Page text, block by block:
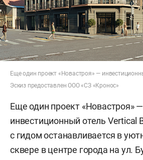
Еще один проект «Новастроя» —
Эскиз предоставлен ООО «СЗ «Кронос»
Еще один проект «Новастроя» —
инвестиционный отель Vertical
с гидом останавливается в
сквере в центре города на ул.